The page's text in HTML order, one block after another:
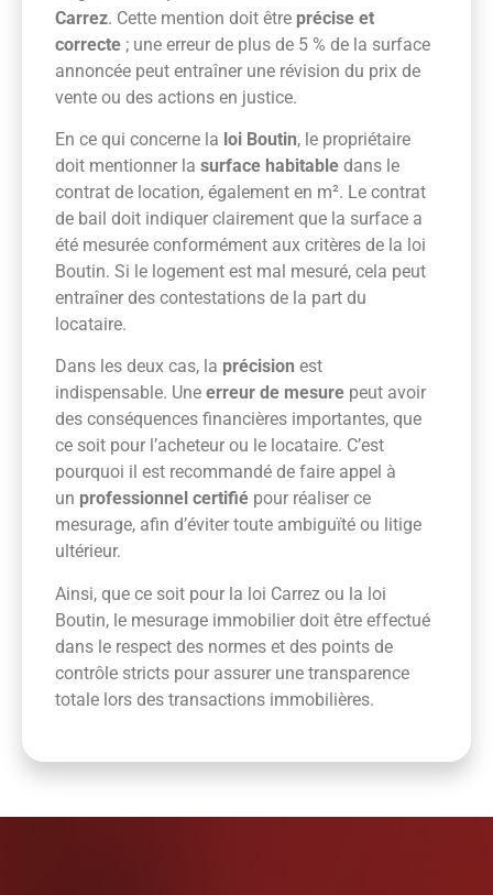
Carrez. Cette mention doit être précise et
correcte ; une erreur de plus de 5 % de la surface
annoncée peut entraîner une révision du prix de
vente ou des actions en justice.
En ce qui concerne la loi Boutin, le propriétaire
doit mentionner la surface habitable dans le
contrat de location, également en m². Le contrat
de bail doit indiquer clairement que la surface a
été mesurée conformément aux critères de la loi
Boutin. Si le logement est mal mesuré, cela peut
entraîner des contestations de la part du
locataire.
Dans les deux cas, la précision est
indispensable. Une erreur de mesure peut avoir
des conséquences financières importantes, que
ce soit pour l’acheteur ou le locataire. C’est
pourquoi il est recommandé de faire appel à
un professionnel certifié pour réaliser ce
mesurage, afin d’éviter toute ambiguïté ou litige
ultérieur.
Ainsi, que ce soit pour la loi Carrez ou la loi
Boutin, le mesurage immobilier doit être effectué
dans le respect des normes et des points de
contrôle stricts pour assurer une transparence
totale lors des transactions immobilières.